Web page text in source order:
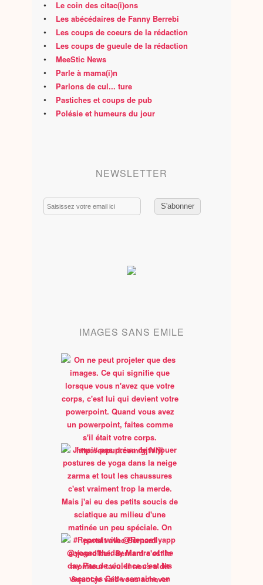
• Le coin des citac(i)ons
• Les abécédaires de Fanny Berrebi
• Les coups de coeurs de la rédaction
• Les coups de gueule de la rédaction
• MeeStic News
• Parle à mama(i)n
• Parlons de cul... ture
• Pastiches et coups de pub
• Polésie et humeurs du jour
NEWSLETTER
Email
IMAGES SANS EMILE